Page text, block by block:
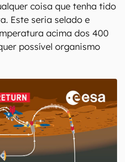
coisa que tenha tido
Este seria selado e
acima dos 400
possível organismo